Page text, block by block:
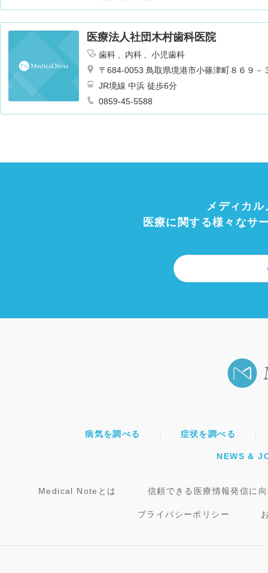
医療法人社団木村歯科医院
歯科 内科
小児歯科
〒684-0053 鳥取県境港市小篠津町８６９－
JR境線 中浜 徒歩6分
0859-45-5588
メディカ
医療に関する様々なサ
病気を調べる 症状を調べる
NEWS &
Medical Noteとは 信頼できる医療情報発信に
プライバシーポリシー